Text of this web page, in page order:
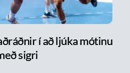
í að ljúka mótinu
sigri